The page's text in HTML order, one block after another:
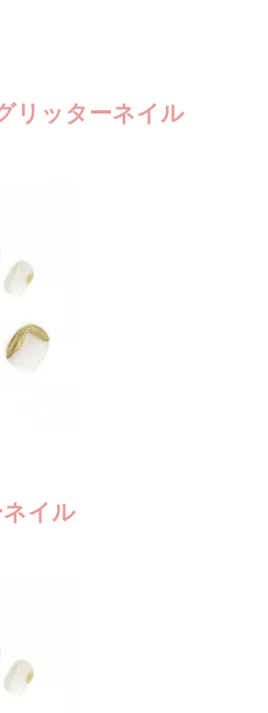
リッターネイル
イル